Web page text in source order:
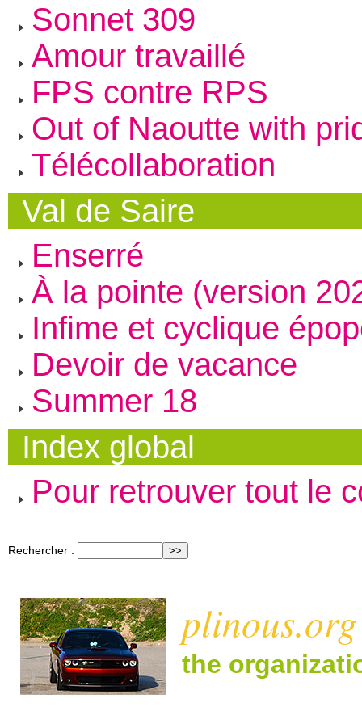
Sonnet 309
Amour travaillé
FPS contre RPS
Out of Naoutte with
Télécollaboration
Val de Saire
Enserré
À la pointe (version
Infime et cyclique
Devoir de vacance
Summer 18
Index global
Pour retrouver tout le
Rechercher :
plinous.org
the